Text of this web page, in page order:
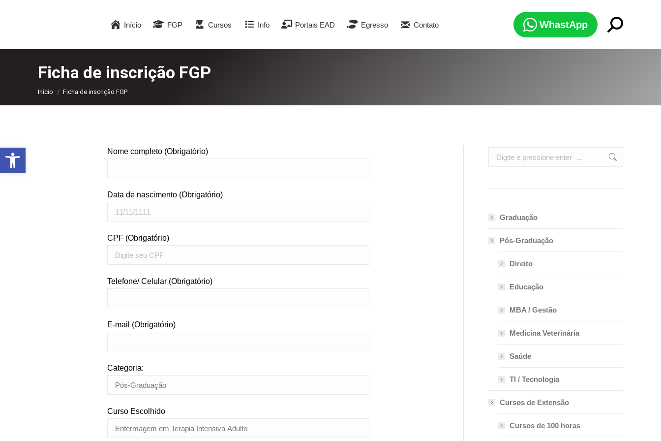
Início FGP Cursos Info Portais EAD Egresso Contato WhastApp Search:
Ficha de inscrição FGP
Você está aqui:
Início Ficha de inscrição FGP
Nome completo (Obrigatório)
Data de nascimento (Obrigatório)
CPF (Obrigatório)
Telefone/ Celular (Obrigatório)
E-mail (Obrigatório)
Categoria:
Curso Escolhido
Search:
Graduação
Pós-Graduação
Direito
Educação
MBA / Gestão
Medicina Veterinária
Saúde
TI / Tecnologia
Cursos de Extensão
Cursos de 100 horas
Abrir a barra de ferramentas